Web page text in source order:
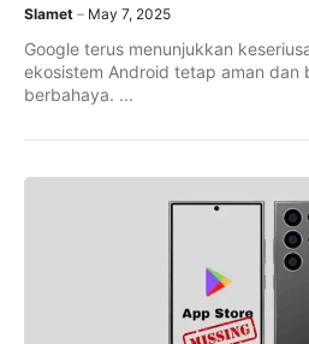
Slamet May 7, 2025
Google terus menunjukkan
ekosistem Android tetap aman dan
berbahaya. ...